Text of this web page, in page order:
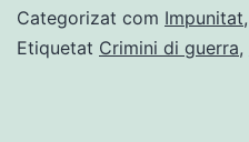
Categorizat com Impunitat,
Etiquetat Crimini di guerra,